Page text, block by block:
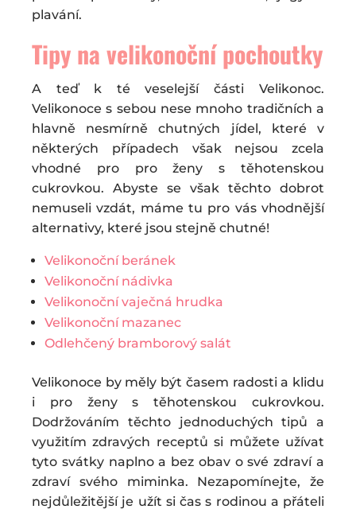
plavání.
Tipy na velikonoční pochoutky
A teď k té veselejší části Velikonoc.
Velikonoce s sebou nese mnoho tradičních a
hlavně nesmírně chutných jídel, které v
některých případech však nejsou zcela
vhodné pro pro ženy s těhotenskou
cukrovkou. Abyste se však těchto dobrot
nemuseli vzdát, máme tu pro vás vhodnější
alternativy, které jsou stejně chutné!
Velikonoční beránek
Velikonoční nádivka
Velikonoční vaječná hrudka
Velikonoční mazanec
Odlehčený bramborový salát
Velikonoce by měly být časem radosti a klidu
i pro ženy s těhotenskou cukrovkou.
Dodržováním těchto jednoduchých tipů a
využitím zdravých receptů si můžete užívat
tyto svátky naplno a bez obav o své zdraví a
zdraví svého miminka. Nezapomínejte, že
nejdůležitější je užít si čas s rodinou a přáteli